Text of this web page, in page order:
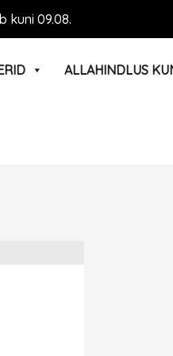
kuni 09.08.
ALLAHINDLUS